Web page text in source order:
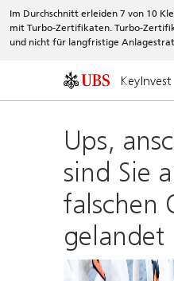
Im Durchschnitt erleiden 7 von 10
mit Turbo-Zertifikaten. Turbo-
und nicht für langfristige
KeyInvest
Ups,
sind Sie
falschen
gelandet